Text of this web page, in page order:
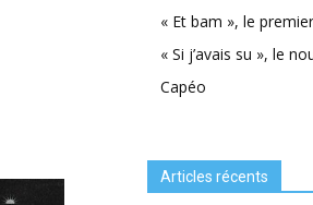
« Et bam », le
« Si j’avais su », le
Capéo
Articles récents